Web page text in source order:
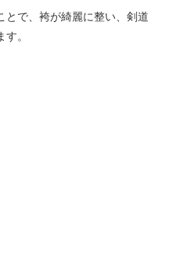
とで、袴が綺麗に整い、剣道
。